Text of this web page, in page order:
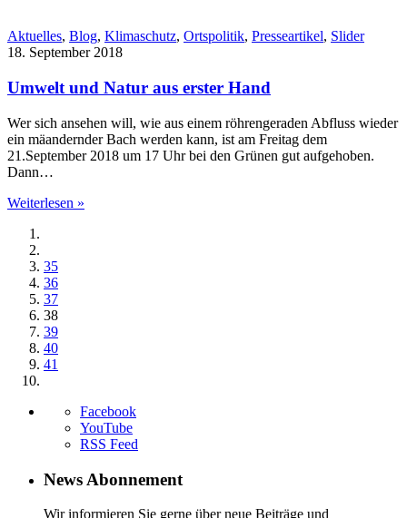
Aktuelles, Blog, Klimaschutz, Ortspolitik, Presseartikel, Slider
18. September 2018
Umwelt und Natur aus erster Hand
Wer sich ansehen will, wie aus einem röhrengeraden Abfluss wieder
ein mäandernder Bach werden kann, ist am Freitag dem
21.September 2018 um 17 Uhr bei den Grünen gut aufgehoben.
Dann…
Weiterlesen »
35
36
37
38
39
40
41
Facebook
YouTube
RSS Feed
News Abonnement
Wir informieren Sie gerne über neue Beiträge und